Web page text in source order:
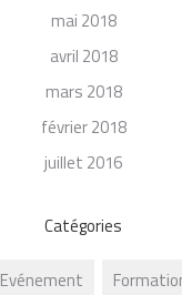
mai 2018
avril 2018
mars 2018
février 2018
juillet 2016
Catégories
Evénement